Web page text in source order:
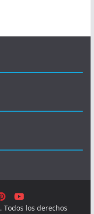
. Todos los derechos